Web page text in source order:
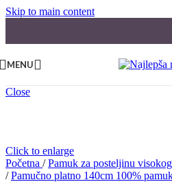
Skip to main content
MENU
Close
Click to enlarge
Početna / Pamuk za posteljinu
/ Pamučno platno 140cm 100%